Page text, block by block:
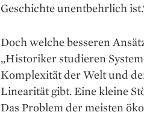
Geschichte unentbehrlich
Doch welche besseren
„Historiker studieren
Komplexität der Welt und
Linearität gibt. Eine kleine
Das Problem der meisten